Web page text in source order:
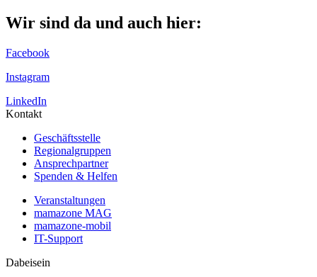
Wir sind da und auch hier:
Facebook
Instagram
LinkedIn
Kontakt
Geschäftsstelle
Regionalgruppen
Ansprechpartner
Spenden & Helfen
Veranstaltungen
mamazone MAG
mamazone-mobil
IT-Support
Dabeisein